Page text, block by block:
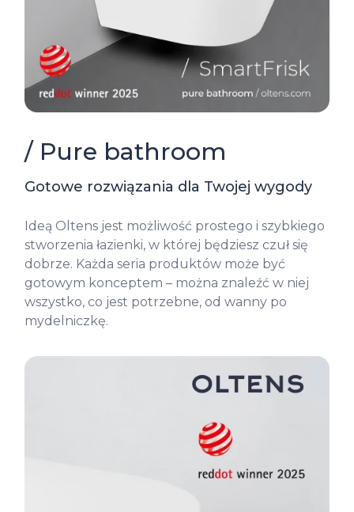
/ Pure bathroom
Gotowe rozwiązania dla Twojej wygody
Ideą Oltens jest możliwość prostego i szybkiego
stworzenia łazienki, w której będziesz czuł się
dobrze. Każda seria produktów może być
gotowym konceptem – można znaleźć w niej
wszystko, co jest potrzebne, od wanny po
mydelniczkę.